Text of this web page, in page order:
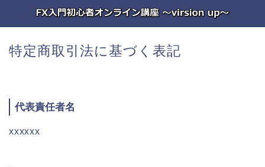
特定商取引法に基づく表記
代表責任者名
xxxxxx